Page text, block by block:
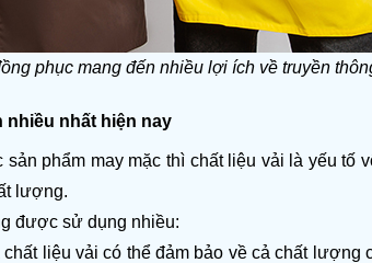
phục mang đến nhiều lợi ích về truyền
nhất hiện nay
phẩm may mặc thì chất liệu vải là yếu tố
lượng.
được sử dụng nhiều:
liệu vải có thể đảm bảo về cả chất lượng